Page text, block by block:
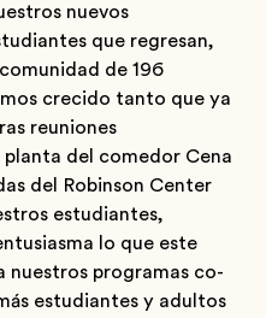
nuevos
que regresan,
de 196
crecido tanto que ya
reuniones
del comedor Cena
del Robinson Center
estudiantes,
lo que este
nuestros programas co-
estudiantes y adultos